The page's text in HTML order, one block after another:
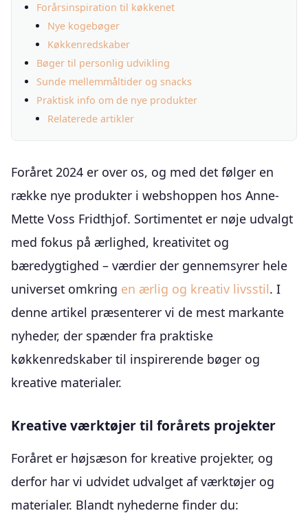
Forårsinspiration til køkkenet
Nye kogebøger
Køkkenredskaber
Bøger til personlig udvikling
Sunde mellemmåltider og snacks
Praktisk info om de nye produkter
Relaterede artikler
Foråret 2024 er over os, og med det følger en
række nye produkter i webshoppen hos Anne-
Mette Voss Fridthjof. Sortimentet er nøje udvalgt
med fokus på ærlighed, kreativitet og
bæredygtighed – værdier der gennemsyrer hele
universet omkring en ærlig og kreativ livsstil. I
denne artikel præsenterer vi de mest markante
nyheder, der spænder fra praktiske
køkkenredskaber til inspirerende bøger og
kreative materialer.
Kreative værktøjer til forårets projekter
Foråret er højsæson for kreative projekter, og
derfor har vi udvidet udvalget af værktøjer og
materialer. Blandt nyhederne finder du: